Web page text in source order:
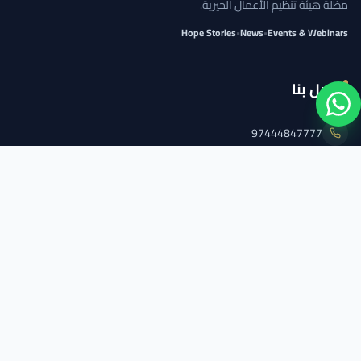
مظلة هيئة تنظيم الأعمال الخيرية.
Events & Webinars
•
News
•
Hope Stories
اتصل بنا
97444847777